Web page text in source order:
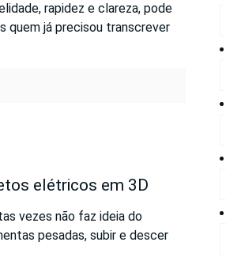
rapidez e clareza, pode
quem já precisou transcrever
elétricos em 3D
vezes não faz ideia do
pesadas, subir e descer